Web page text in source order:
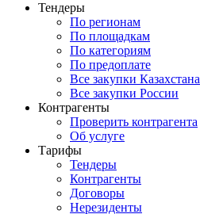
Тендеры
По регионам
По площадкам
По категориям
По предоплате
Все закупки Казахстана
Все закупки России
Контрагенты
Проверить контрагента
Об услуге
Тарифы
Тендеры
Контрагенты
Договоры
Нерезиденты